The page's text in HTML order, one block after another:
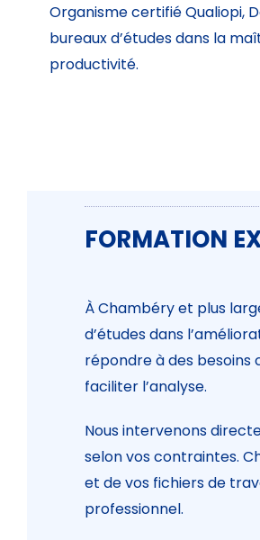
Organisme certifié Qualiopi,
bureaux d’études dans la
productivité.
FORMATION
À Chambéry et plus
d’études dans
répondre à des besoins
faciliter l’analyse.
Nous intervenons
selon vos contraintes.
et de vos fichiers de
professionnel.